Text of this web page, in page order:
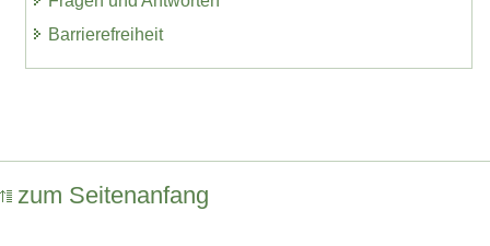
Barrierefreiheit
zum Seitenanfang